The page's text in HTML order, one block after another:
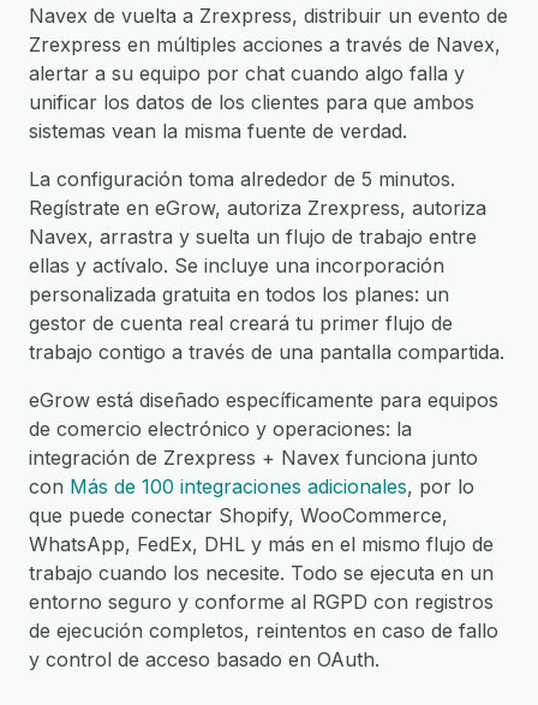
Navex de vuelta a Zrexpress, distribuir un evento de
Zrexpress en múltiples acciones a través de Navex,
alertar a su equipo por chat cuando algo falla y
unificar los datos de los clientes para que ambos
sistemas vean la misma fuente de verdad.
La configuración toma alrededor de 5 minutos.
Regístrate en eGrow, autoriza Zrexpress, autoriza
Navex, arrastra y suelta un flujo de trabajo entre
ellas y actívalo. Se incluye una incorporación
personalizada gratuita en todos los planes: un
gestor de cuenta real creará tu primer flujo de
trabajo contigo a través de una pantalla compartida.
eGrow está diseñado específicamente para equipos
de comercio electrónico y operaciones: la
integración de Zrexpress + Navex funciona junto
con Más de 100 integraciones adicionales, por lo
que puede conectar Shopify, WooCommerce,
WhatsApp, FedEx, DHL y más en el mismo flujo de
trabajo cuando los necesite. Todo se ejecuta en un
entorno seguro y conforme al RGPD con registros
de ejecución completos, reintentos en caso de fallo
y control de acceso basado en OAuth.